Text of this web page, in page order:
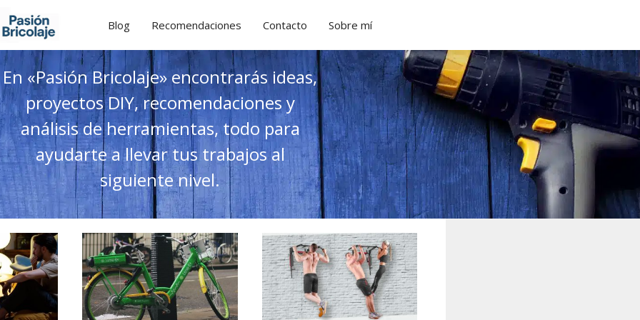
Blog Recomendaciones Contacto Sobre mí
En «Pasión Bricolaje» encontrarás ideas,
proyectos DIY, recomendaciones y
análisis de herramientas, todo para
ayudarte a llevar tus trabajos al
siguiente nivel.